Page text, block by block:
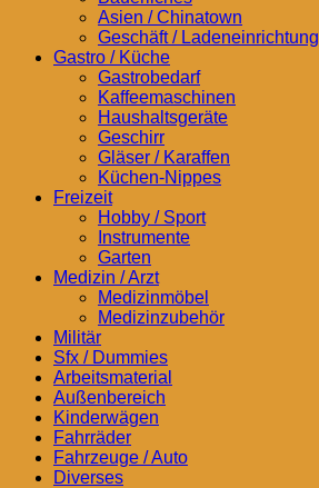
Asien / Chinatown
Geschäft / Ladeneinrichtung
Gastro / Küche
Gastrobedarf
Kaffeemaschinen
Haushaltsgeräte
Geschirr
Gläser / Karaffen
Küchen-Nippes
Freizeit
Hobby / Sport
Instrumente
Garten
Medizin / Arzt
Medizinmöbel
Medizinzubehör
Militär
Sfx / Dummies
Arbeitsmaterial
Außenbereich
Kinderwägen
Fahrräder
Fahrzeuge / Auto
Diverses